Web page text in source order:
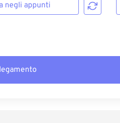
negli appunti